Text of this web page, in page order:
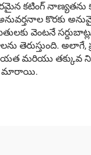
కటింగ్ నాణ్యతను
కొరకు
వెంటనే
అలాగే,
మరియు తక్కువ
మారాయి.